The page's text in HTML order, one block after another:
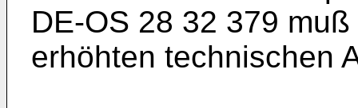
DE-OS 28 32 379
erhöhten technischen